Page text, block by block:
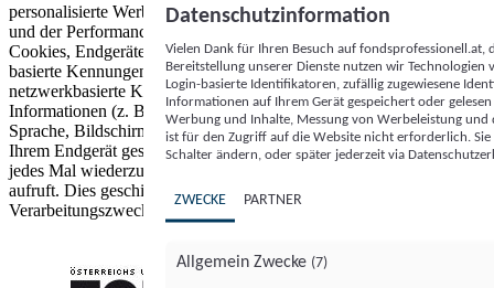
personalisierte Werbung und Inhalte, Messung von Werbeleistung
und der Performance von Inhalten sowie Zielgruppenforschung.
Cookies, Endgeräte- oder ähnliche Online-Kennungen (z. B. login-
basierte Kennungen, zufällig generierte Kennungen,
netzwerkbasierte Kennungen) können zusammen mit anderen
Informationen (z. B. Browsertyp und Browserinformationen,
Sprache, Bildschirmgröße, unterstützte Technologien usw.) auf
Ihrem Endgerät gespeichert oder von dort ausgelesen werden, um es
jedes Mal wiederzuerkennen, wenn es eine App oder einer Webseite
aufruft. Dies geschieht für einen oder mehrere der hier aufgeführten
Verarbeitungszwecke.
Datenschutzinformation
Vielen Dank für Ihren Besuch auf
Bereitstellung unserer Dienste nutzen wir Technologien
Login-basierte Identifikatoren, zufällig zugewiesene
Informationen auf Ihrem Gerät gespeichert oder
Werbung und Inhalte, Messung von Werbeleistung
ist für den Zugriff auf die Website nicht erforderlich.
Schalter ändern, oder später jederzeit via
ZWECKE PARTNER
Allgemein Zwecke (7)